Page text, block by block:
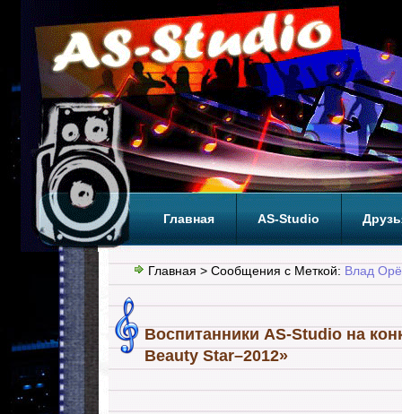
Главная AS-Studio
Теги ТОП
Главная > Сообщения с Меткой: Влад
Воспитанники AS-Studio на
Beauty Star–2012»